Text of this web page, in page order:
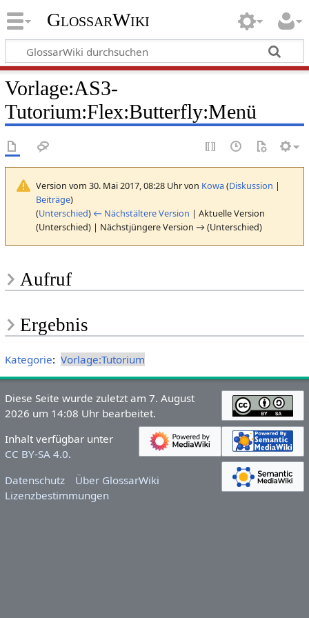
GlossarWiki
Vorlage:AS3-
Tutorium:Flex:Butterfly:Menü
Version vom 30. Mai 2017, 08:28 Uhr von Kowa(Diskussion |
Beiträge)
(Unterschied) ← Nächstältere Version | Aktuelle Version
(Unterschied) | Nächstjüngere Version → (Unterschied)
Aufruf
Ergebnis
Kategorie: Vorlage:Tutorium
Diese Seite wurde zuletzt am 7. August
2026 um 14:08 Uhr bearbeitet.
Inhalt verfügbar unter
CC BY-SA 4.0.
Datenschutz
Über GlossarWiki
Lizenzbestimmungen